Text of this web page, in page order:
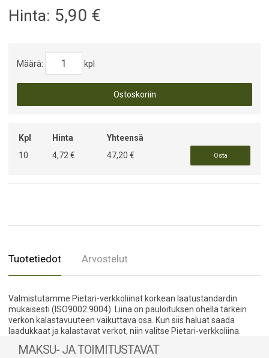
Hinta: 5,90 €
Määrä: kpl
Ostoskoriin
Kpl Hinta
Yhteensä
10
4,72 € 47,20 € Osta
Tuotetiedot Arvostelut
Valmistutamme Pietari-verkkoliinat korkean laatustandardin
mukaisesti (ISO9002:9004). Liina on pauloituksen ohella tärkein
verkon kalastavuuteen vaikuttava osa. Kun siis haluat saada
laadukkaat ja kalastavat verkot, niin valitse Pietari-verkkoliina.
MAKSU- JA TOIMITUSTAVAT